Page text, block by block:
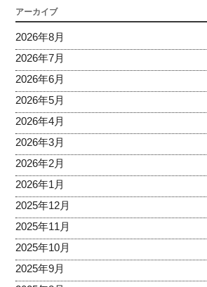
アーカイブ
2026年8月
2026年7月
2026年6月
2026年5月
2026年4月
2026年3月
2026年2月
2026年1月
2025年12月
2025年11月
2025年10月
2025年9月